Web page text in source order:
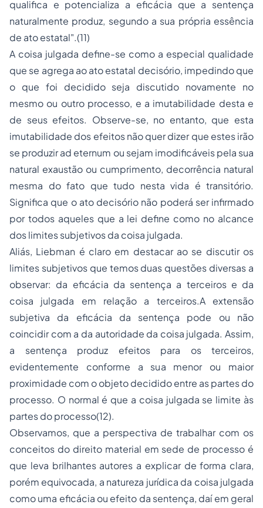
qualifica e potencializa a eficácia que a sentença
naturalmente produz, segundo a sua própria essência
de ato estatal".(11)
A coisa julgada define-se como a especial qualidade
que se agrega ao ato estatal decisório, impedindo que
o que foi decidido seja discutido novamente no
mesmo ou outro processo, e a imutabilidade desta e
de seus efeitos. Observe-se, no entanto, que esta
imutabilidade dos efeitos não quer dizer que estes irão
se produzirad eternum ou sejam imodificáveis pela sua
natural exaustão ou cumprimento, decorrência natural
mesma do fato que tudo nesta vida é transitório.
Significa que o ato decisório não poderá ser infirmado
por todos aqueles que a lei define como no alcance
dos limites subjetivos da coisa julgada.
Aliás, Liebman é claro em destacar ao se discutir os
limites subjetivos que temos duas questões diversas a
observar: da eficácia da sentença a terceiros e da
coisa julgada em relação a terceiros.A extensão
subjetiva da eficácia da sentença pode ou não
coincidir com a da autoridade da coisa julgada. Assim,
a sentença produz efeitos para os terceiros,
evidentemente conforme a sua menor ou maior
proximidade com o objeto decidido entre as partes do
processo. O normal é que a coisa julgada se limite às
partes do processo(12).
Observamos, que a perspectiva de trabalhar com os
conceitos do direito material em sede de processo é
que leva brilhantes autores a explicar de forma clara,
porém equivocada, a natureza jurídica da coisa julgada
como uma eficácia ou efeito da sentença, daí em geral